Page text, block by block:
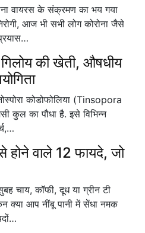
वायरस के संक्रमण का भय गया
आज भी सभी लोग कोरोना जैसे
की खेती, औषधीय
कोडोफोलिया (Tinsopora
कुल का पौधा है. इसे विभिन्न
वाले 12 फायदे, जो
चाय, कॉफी, दूध या ग्रीन टी
क्या आप नींबू पानी में सेंधा नमक